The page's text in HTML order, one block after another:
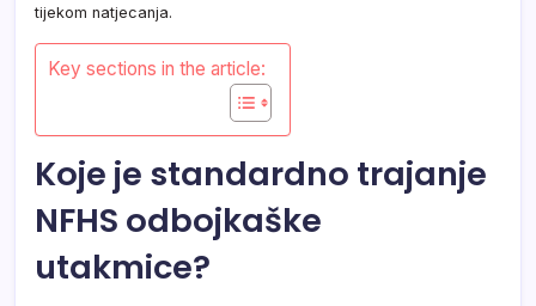
tijekom natjecanja.
Key sections in the article:
Koje je standardno trajanje
NFHS odbojkaške
utakmice?